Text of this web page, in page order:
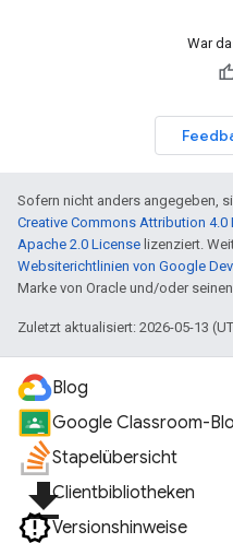
War
Sofern nicht anders angegeben,
Creative Commons Attribution 4.0
Apache 2.0 License lizenziert.
Websiterichtlinien von Google
Marke von Oracle und/oder
Zuletzt aktualisiert: 2026-05-13
Blog
Google Classroom-
Stapelübersicht
file_downloadClientbibliotheken
Versionshinweise